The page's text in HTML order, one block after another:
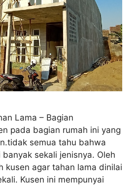
Lama – Bagian
pada bagian rumah ini yang
semua tahu bahwa
sekali jenisnya. Oleh
kusen agar tahan lama dinilai
Kusen ini mempunyai